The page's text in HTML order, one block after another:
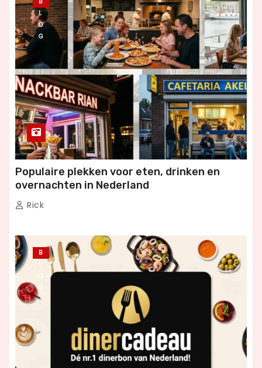
L
O
G
Populaire plekken voor eten, drinken en
overnachten in Nederland
Rick
B
L
O
G